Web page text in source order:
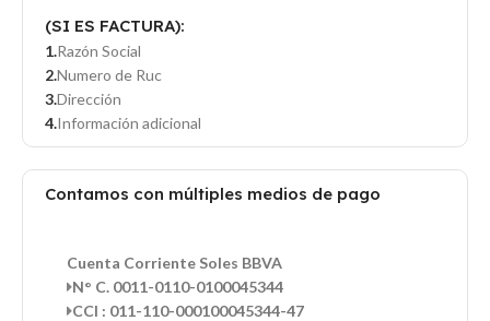
(SI ES FACTURA):
Razón Social
Numero de Ruc
Dirección
Información adicional
Contamos con múltiples medios de pago
Cuenta Corriente Soles BBVA
N° C. 0011-0110-0100045344
CCI : 011-110-000100045344-47